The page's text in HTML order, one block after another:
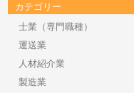
カテゴリー
士業（専門職種）
運送業
人材紹介業
製造業